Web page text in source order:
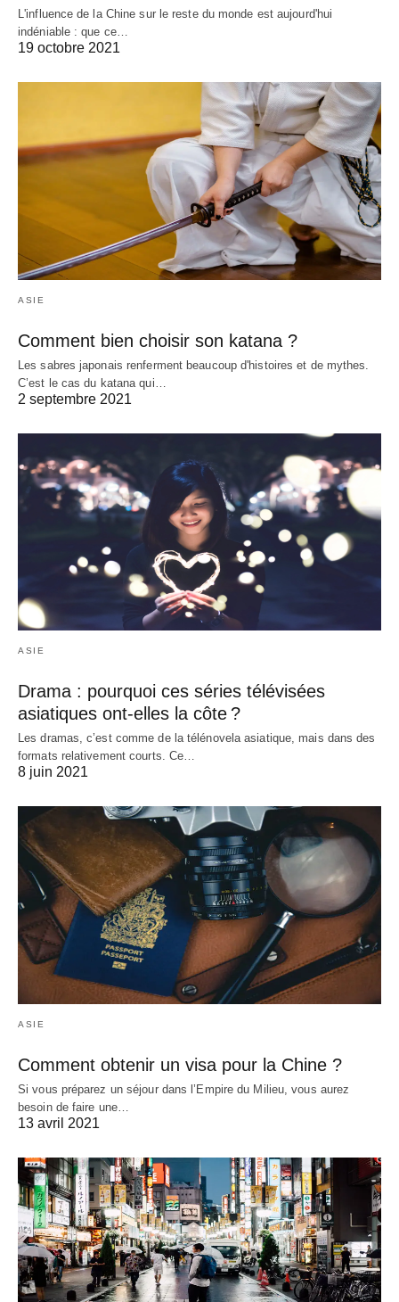
L'influence de la Chine sur le reste du monde est aujourd'hui
indéniable : que ce…
19 octobre 2021
ASIE
Comment bien choisir son katana ?
Les sabres japonais renferment beaucoup d'histoires et de mythes.
C’est le cas du katana qui…
2 septembre 2021
ASIE
Drama : pourquoi ces séries télévisées
asiatiques ont-elles la côte ?
Les dramas, c’est comme de la télénovela asiatique, mais dans des
formats relativement courts. Ce…
8 juin 2021
ASIE
Comment obtenir un visa pour la Chine ?
Si vous préparez un séjour dans l’Empire du Milieu, vous aurez
besoin de faire une…
13 avril 2021